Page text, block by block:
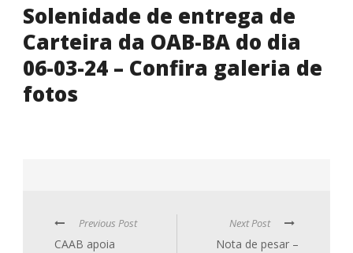
Solenidade de entrega de
Carteira da OAB-BA do dia
06-03-24 – Confira galeria de
fotos
Previous Post
CAAB apoia
Next Post
Nota de pesar –